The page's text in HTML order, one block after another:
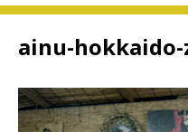
ainu-